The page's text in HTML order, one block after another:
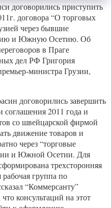
договорились приступить
договора “О торговых
через бывшие
и Южную Осетию. Об
в Праге
дел РФ Григория
министра Грузии,
договорились завершить
2011 года и
со швейцарской фирмой
движение товаров и
через “торговые
и Южной Осетии. Для
трехсторонняя
группа по
“Коммерсанту”
консультаций на этот